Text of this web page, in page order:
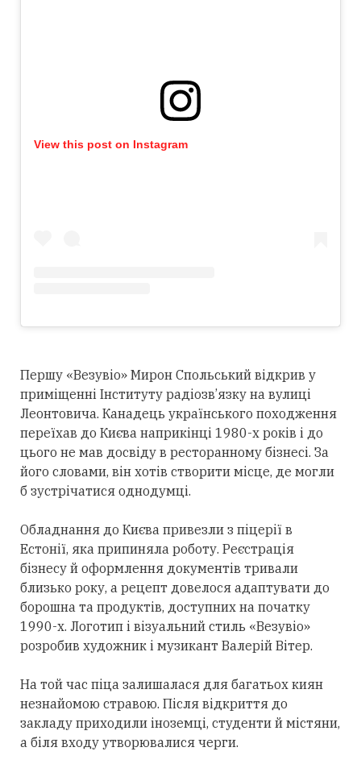
View this post on Instagram
Першу «Везувіо» Мирон Спольський відкрив у
приміщенні Інституту радіозв’язку на вулиці
Леонтовича. Канадець українського походження
переїхав до Києва наприкінці 1980-х років і до
цього не мав досвіду в ресторанному бізнесі. За
його словами, він хотів створити місце, де могли
б зустрічатися однодумці.
Обладнання до Києва привезли з піцерії в
Естонії, яка припиняла роботу. Реєстрація
бізнесу й оформлення документів тривали
близько року, а рецепт довелося адаптувати до
борошна та продуктів, доступних на початку
1990-х. Логотип і візуальний стиль «Везувіо»
розробив художник і музикант Валерій Вітер.
На той час піца залишалася для багатьох киян
незнайомою стравою. Після відкриття до
закладу приходили іноземці, студенти й містяни,
а біля входу утворювалися черги.